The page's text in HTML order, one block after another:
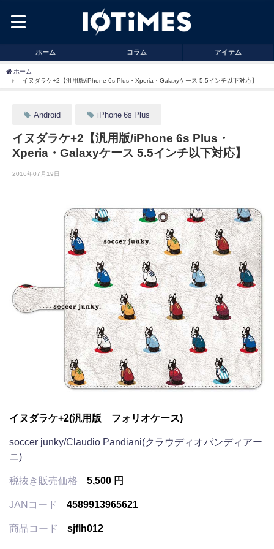
ホーム コラム アイテム
ホーム
イヌダラケ+2【汎用版/iPhone 6s Plus・Xperia・Galaxyケース 5.5インチ以下対応】
Android iPhone 6s Plus
イヌダラケ+2【汎用版/iPhone 6s Plus・
Xperia・Galaxyケース 5.5インチ以下対応】
2016年07月19日
イヌダラケ+2(汎用版 フォリオケース)
soccer junky/Claudio Pandiani(クラウディオパンディアー
ニ)
税抜き販売価格 5,500 円
JANコード 4589913965621
商品コード sjflh012